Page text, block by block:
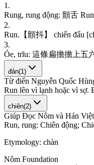
1 .
Rung, rung động: 顫舌 Run
2.
Run. 【顫抖】 chiến đẩu [c
3.
Ỏe, trĩu: 這條扁擔擔 上五
đản(1 )
Từ điển Nguyễn Quốc
Run lên vì lạnh hoặc vì sợ.
chiên(2)
Giúp Đọc Nôm và Hán Việt
Run, rung: Chiên động; Chi
Etymology: chàn
Nôm Foundation